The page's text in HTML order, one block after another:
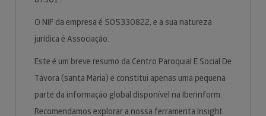
O NIF da empresa é 505330822, e a sua natureza
jurídica é Associação.
Este é um breve resumo da Centro Paroquial E Social De
Távora (santa Maria) e constitui apenas uma pequena
parte da informação global disponível na Iberinform.
Recomendamos explorar a nossa ferramenta Insight